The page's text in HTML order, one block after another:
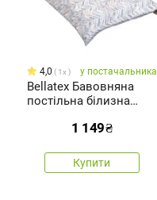
4,0 1x у постачальника
Bellatex Бавовняна
постільна білизна
1 149₴
Купити